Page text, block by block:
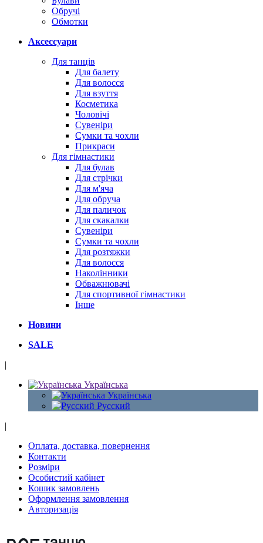
Обручі
Обмотки
Аксессуари
Для танців
Для балету
Для волосся
Для взуття
Косметика
Чоловічі
Сувеніри
Сумки та чохли
Прикраси
Для гімнастики
Для булав
Для стрічки
Для м'яча
Для обруча
Для паличок
Для скакалки
Сувеніри
Сумки та чохли
Для розтяжки
Для волосся
Наколінники
Обважнювачі
Для спортивної гімнастики
Інше
Новини
SALE
|
Українська
Українська
Русский
|
Оплата, доставка, повернення
Контакти
Розміри
Особистий кабінет
Кошик замовлень
Оформлення замовлення
Авторизація